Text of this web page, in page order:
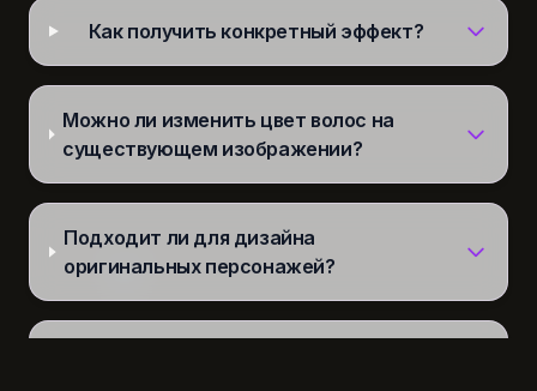
Как получить конкретный эффект?
Можно ли изменить цвет волос на
существующем изображении?
Подходит ли для дизайна
оригинальных персонажей?